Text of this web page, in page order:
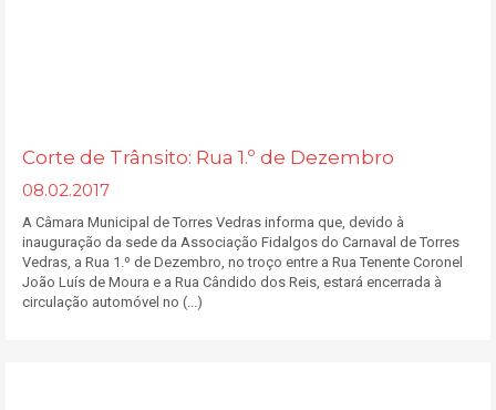
Corte de Trânsito: Rua 1.º de Dezembro
08.02.2017
A Câmara Municipal de Torres Vedras informa que, devido à
inauguração da sede da Associação Fidalgos do Carnaval de Torres
Vedras, a Rua 1.º de Dezembro, no troço entre a Rua Tenente Coronel
João Luís de Moura e a Rua Cândido dos Reis, estará encerrada à
circulação automóvel no (...)